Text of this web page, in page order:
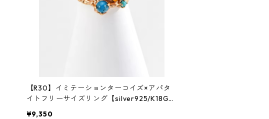
【R30】イミテーションターコイズ×アパタ
イトフリーサイズリング【silver925/K18G
¥9,350